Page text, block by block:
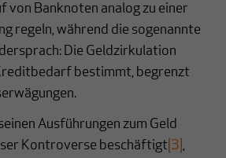
von Banknoten analog zu einer
regeln, während die sogenannte
Die Geldzirkulation
bestimmt, begrenzt
Ausführungen zum Geld
Kontroverse beschäftigt [3] ,